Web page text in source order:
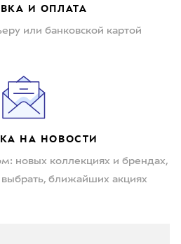
И ОПЛАТА
или банковской картой
НА НОВОСТИ
новых коллекциях и брендах,
ближайших акциях